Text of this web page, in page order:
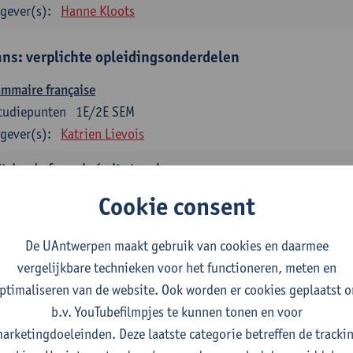
Hanne Kloots
verplichte opleidingsonderdelen
française
1E/2E SEM
Katrien Lievois
du français écrit et oral
Katrien Lievois Isa Van Acker
genres, discours en langue française
1E/2E SEM
studiepunten
Kris Peeters
verplichte opleidingsonderdelen
Cookie consent
De UAntwerpen maakt gebruik van cookies en daarmee
vergelijkbare technieken voor het functioneren, meten en
van de website. Ook worden er cookies geplaatst
b.v. YouTubefilmpjes te kunnen tonen en voor
Deze laatste categorie betreffen de